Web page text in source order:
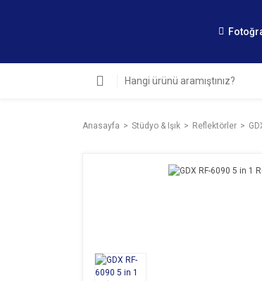
Anasayfa Stüdyo & Işık Reflektörler